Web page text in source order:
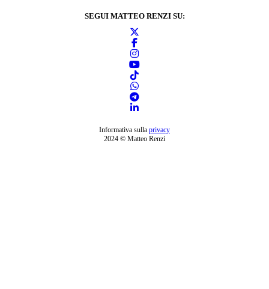
SEGUI MATTEO RENZI SU:
Informativa sulla privacy
2024 © Matteo Renzi